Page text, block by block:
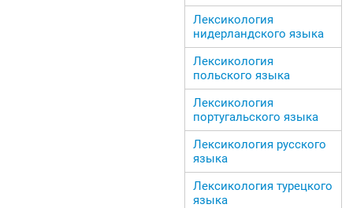
Лексикология
нидерландского языка
Лексикология
польского языка
Лексикология
португальского языка
Лексикология русского
языка
Лексикология турецкого
языка